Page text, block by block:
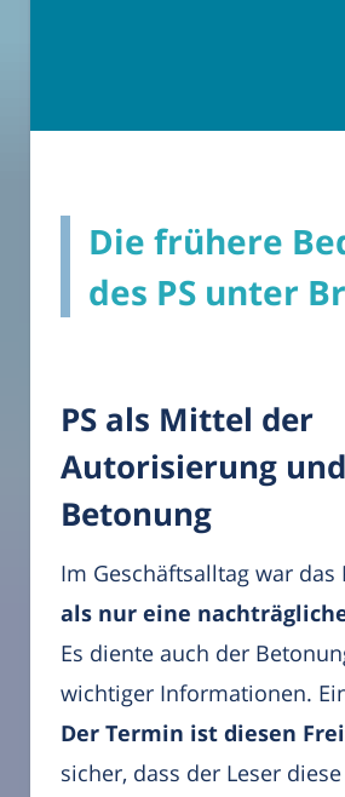
Die frühere
des PS unter
PS als Mittel der
Autorisierung und
Betonung
Im Geschäftsalltag war das
als nur eine
Es diente auch der
wichtiger Informationen.
Der Termin ist diesen
sicher, dass der Leser